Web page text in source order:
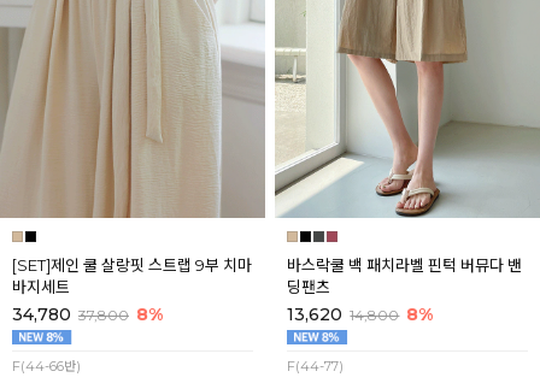
[SET]제인 쿨 살랑핏 스트랩 9부 치마
바지세트
34,780 37,800 8%
F(44-66반)
바스락쿨 백 패치라벨 핀턱 버뮤다 밴
딩팬츠
13,620 14,800 8%
F(44-77)